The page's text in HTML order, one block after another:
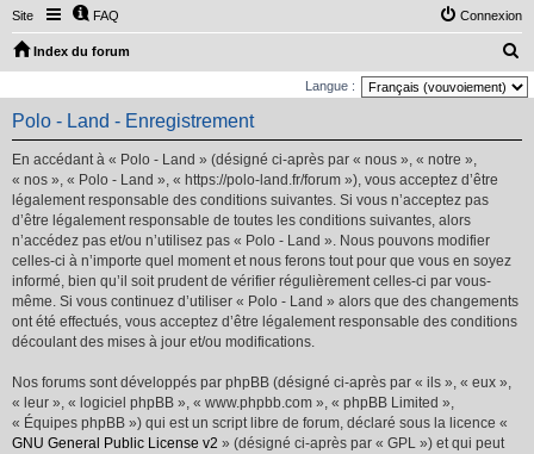
Site FAQ Connexion
Index du forum
e
Langue :
Polo - Land - Enregistrement
En accédant à « Polo - Land » (désigné ci-après par « nous », « notre »,
« nos », « Polo - Land », « https://polo-land.fr/forum »), vous acceptez d’être
légalement responsable des conditions suivantes. Si vous n’acceptez pas
d’être légalement responsable de toutes les conditions suivantes, alors
n’accédez pas et/ou n’utilisez pas « Polo - Land ». Nous pouvons modifier
celles-ci à n’importe quel moment et nous ferons tout pour que vous en soyez
informé, bien qu’il soit prudent de vérifier régulièrement celles-ci par vous-
même. Si vous continuez d’utiliser « Polo - Land » alors que des changements
ont été effectués, vous acceptez d’être légalement responsable des conditions
découlant des mises à jour et/ou modifications.
Nos forums sont développés par phpBB (désigné ci-après par « ils », « eux »,
« leur », « logiciel phpBB », « www.phpbb.com », « phpBB Limited »,
« Équipes phpBB ») qui est un script libre de forum, déclaré sous la licence «
GNU General Public License v2 » (désigné ci-après par « GPL ») et qui peut